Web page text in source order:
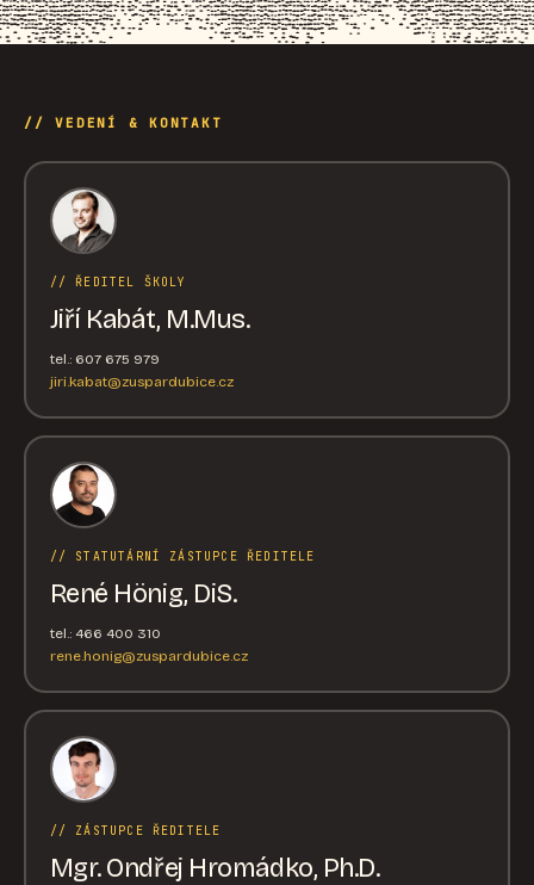
// VEDENÍ & KONTAKT
// ŘEDITEL ŠKOLY
Jiří Kabát, M.Mus.
tel.: 607 675 979
jiri.kabat@zuspardubice.cz
// STATUTÁRNÍ ZÁSTUPCE ŘEDITELE
René Hönig, DiS.
tel.: 466 400 310
rene.honig@zuspardubice.cz
// ZÁSTUPCE ŘEDITELE
Mgr. Ondřej Hromádko, Ph.D.